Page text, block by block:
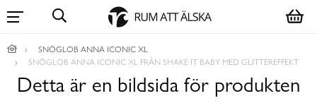
SNÖGLOB ANNA ICONIC XL
SNÖGLOB ANNA ICONIC XL FRÅN SHAKE IT BABY MED GLITTEREFFEKT
Detta är en bildsida för produkten